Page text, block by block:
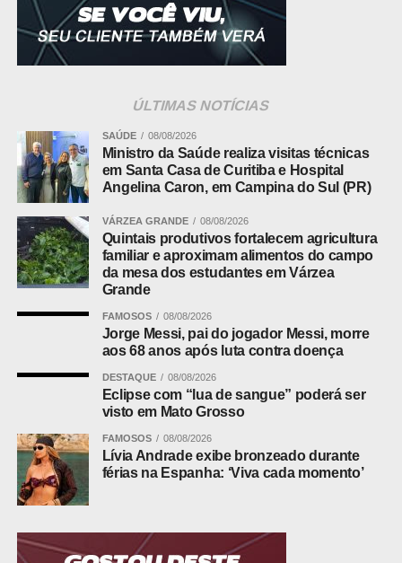
fazer uma transição segura”, destaca o titular da pasta,
Tedy Puva, acrescentando que a expectativa com a RT é
que Mato Grosso deve perder muitos recursos com a
está inserido neste cenário, dada a natureza do
Os encontros, online, serão realizados sempre às
quintas-feiras e terão duração de meia hora, de forma a
não impactar a rotina de trabalho dos servidores.
“Entendemos que a partilha de informações é
fundamental neste processo e não estamos medindo
esforços para tirar todas as dúvidas da nossa equipe”,
complementa o secretário.
Saiba Mais sobre a Reforma Tributária:
“A Reforma Tributária exige uma mudança de postura:
O coeficiente que definirá os repasses ao Município nas
ÚLTIMAS NOTÍCIAS
SAÚDE 08/08/2026
Ministro da Saúde realiza visitas técnicas
em Santa Casa de Curitiba e Hospital
Angelina Caron, em Campina do Sul (PR)
VÁRZEA GRANDE 08/08/2026
Quintais produtivos fortalecem agricultura
familiar e aproximam alimentos do campo
da mesa dos estudantes em Várzea
Grande
FAMOSOS 08/08/2026
Jorge Messi, pai do jogador Messi, morre
aos 68 anos após luta contra doença
DESTAQUE 08/08/2026
Eclipse com “lua de sangue” poderá ser
visto em Mato Grosso
FAMOSOS 08/08/2026
Lívia Andrade exibe bronzeado durante
férias na Espanha: ‘Viva cada momento’